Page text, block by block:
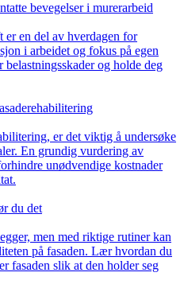
bevegelser i murerarbeid
er en del av hverdagen for
i arbeidet og fokus på egen
og holde deg
er det viktig å undersøke
En grundig vurdering av
unødvendige kostnader
du det
men med riktige rutiner kan
på fasaden. Lær hvordan du
fasaden slik at den holder seg